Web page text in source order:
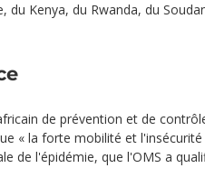
du Kenya, du Rwanda, du
de prévention et de
« la forte mobilité et
de l'épidémie, que l'OMS a